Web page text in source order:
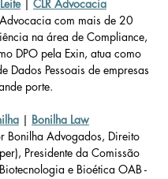
| CLR Advocacia
com mais de 20
na área de Compliance,
DPO pela Exin, atua como
Dados Pessoais de empresas
porte.
| Bonilha Law
Bonilha Advogados, Direito
Presidente da Comissão
e Bioética OAB -